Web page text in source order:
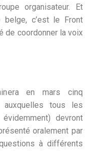
organisateur. Et
belge, c’est le Front
de coordonner la voix
en mars cinq
auxquelles tous les
devront
oralement par
à différents